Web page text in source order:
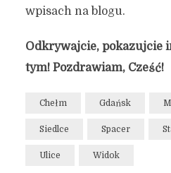
wpisach na blogu.
Odkrywajcie, pokazujcie
tym! Pozdrawiam, Cześć!
Chełm Gdańsk
Siedlce Spacer
Ulice Widok